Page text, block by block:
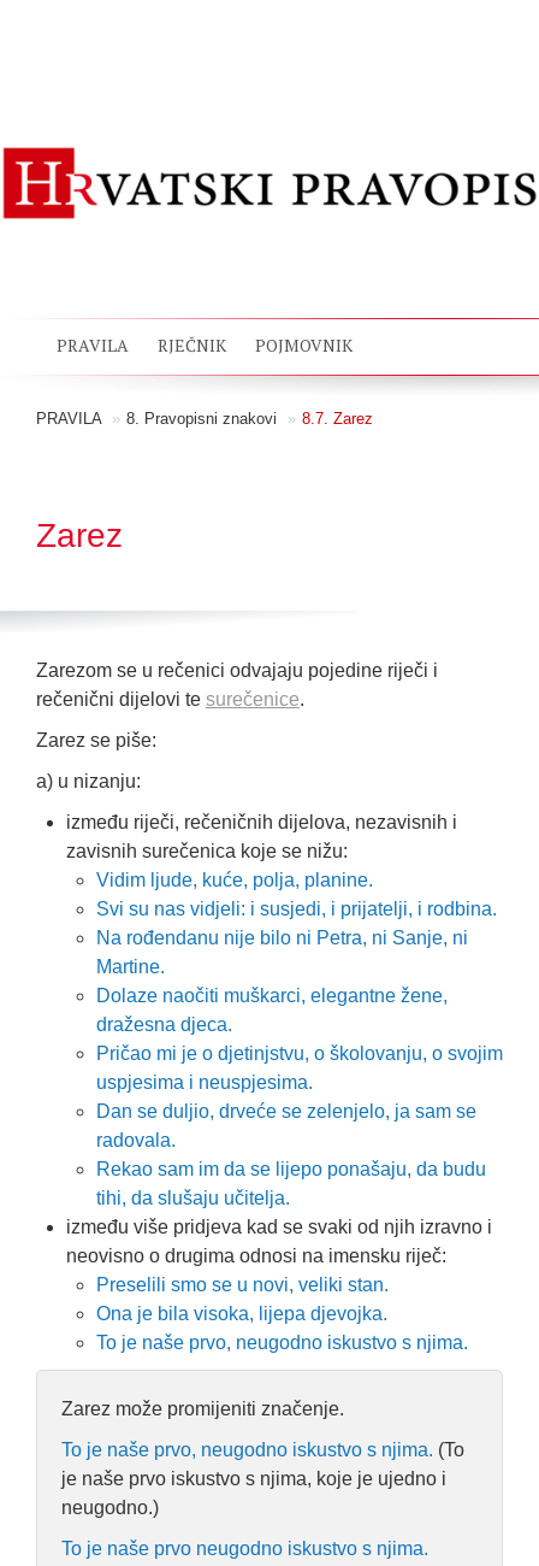
PRAVILA RJEČNIK POJMOVNIK
PRAVILA » 8. Pravopisni znakovi » 8.7. Zarez
Zarez
Zarezom se u rečenici odvajaju pojedine riječi i
rečenični dijelovi te surečenice.
Zarez se piše:
a) u nizanju:
između riječi, rečeničnih dijelova, nezavisnih i
zavisnih surečenica koje se nižu:
Vidim ljude, kuće, polja, planine.
Svi su nas vidjeli: i susjedi, i prijatelji, i rodbina.
Na rođendanu nije bilo ni Petra, ni Sanje, ni
Martine.
Dolaze naočiti muškarci, elegantne žene,
dražesna djeca.
Pričao mi je o djetinjstvu, o školovanju, o svojim
uspjesima i neuspjesima.
Dan se duljio, drveće se zelenjelo, ja sam se
radovala.
Rekao sam im da se lijepo ponašaju, da budu
tihi, da slušaju učitelja.
između više pridjeva kad se svaki od njih izravno i
neovisno o drugima odnosi na imensku riječ:
Preselili smo se u novi, veliki stan.
Ona je bila visoka, lijepa djevojka.
To je naše prvo, neugodno iskustvo s njima.
Zarez može promijeniti značenje.
To je naše prvo, neugodno iskustvo s njima. (To
je naše prvo iskustvo s njima, koje je ujedno i
neugodno.)
To je naše prvo neugodno iskustvo s njima.